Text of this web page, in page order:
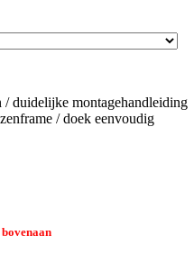
/ duidelijke montagehandleiding
/ doek eenvoudig